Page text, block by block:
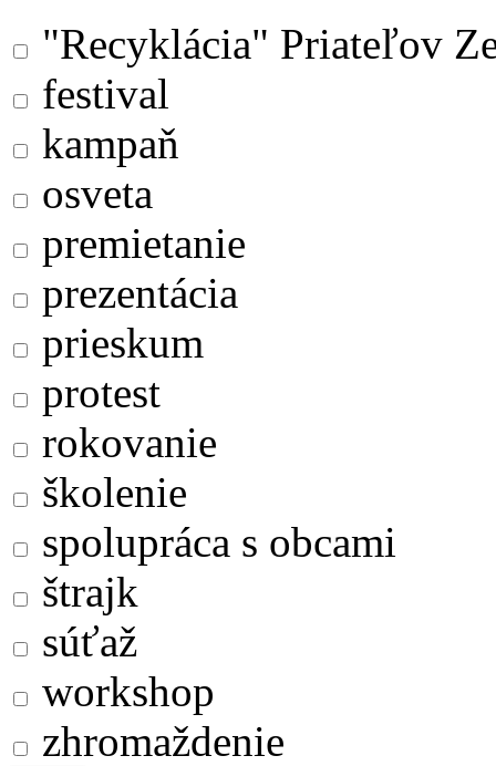
"Recyklácia" Priateľov
festival
kampaň
osveta
premietanie
prezentácia
prieskum
protest
rokovanie
školenie
spolupráca s obcami
štrajk
súťaž
workshop
zhromaždenie